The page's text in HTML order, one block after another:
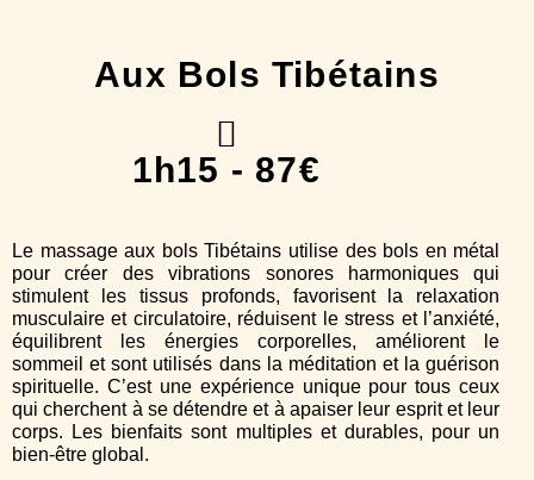
Aux Bols Tibétains
1h15 - 87€
Le massage aux bols Tibétains utilise des bols en métal
pour créer des vibrations sonores harmoniques qui
stimulent les tissus profonds, favorisent la relaxation
musculaire et circulatoire, réduisent le stress et l’anxiété,
équilibrent les énergies corporelles, améliorent le
sommeil et sont utilisés dans la méditation et la guérison
spirituelle. C’est une expérience unique pour tous ceux
qui cherchent à se détendre et à apaiser leur esprit et leur
corps. Les bienfaits sont multiples et durables, pour un
bien-être global.